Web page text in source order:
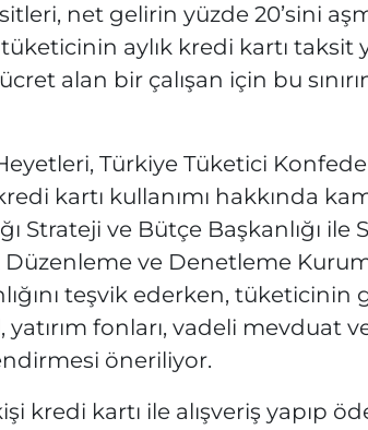
net gelirin yüzde 20’sini
aylık kredi kartı taksit
alan bir çalışan için bu
Türkiye Tüketici
kartı kullanımı hakkında
Strateji ve Bütçe Başkanlığı ile
Düzenleme ve Denetleme
teşvik ederken, tüketicinin
fonları, vadeli mevduat
öneriliyor.
kredi kartı ile alışveriş yapıp